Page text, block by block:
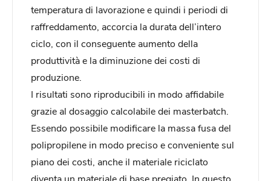
temperatura di lavorazione e quindi i periodi di
raffreddamento, accorcia la durata dell’intero
ciclo, con il conseguente aumento della
produttività e la diminuzione dei costi di
produzione.
I risultati sono riproducibili in modo affidabile
grazie al dosaggio calcolabile dei masterbatch.
Essendo possibile modificare la massa fusa del
polipropilene in modo preciso e conveniente sul
piano dei costi, anche il materiale riciclato
diventa un materiale di base pregiato. In questo